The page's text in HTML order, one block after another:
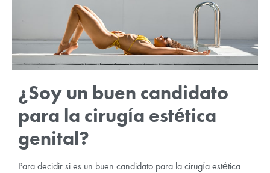
¿Soy un buen candidato
para la cirugía estética
genital?
Para decidir si es un buen candidato para la cirugía estética